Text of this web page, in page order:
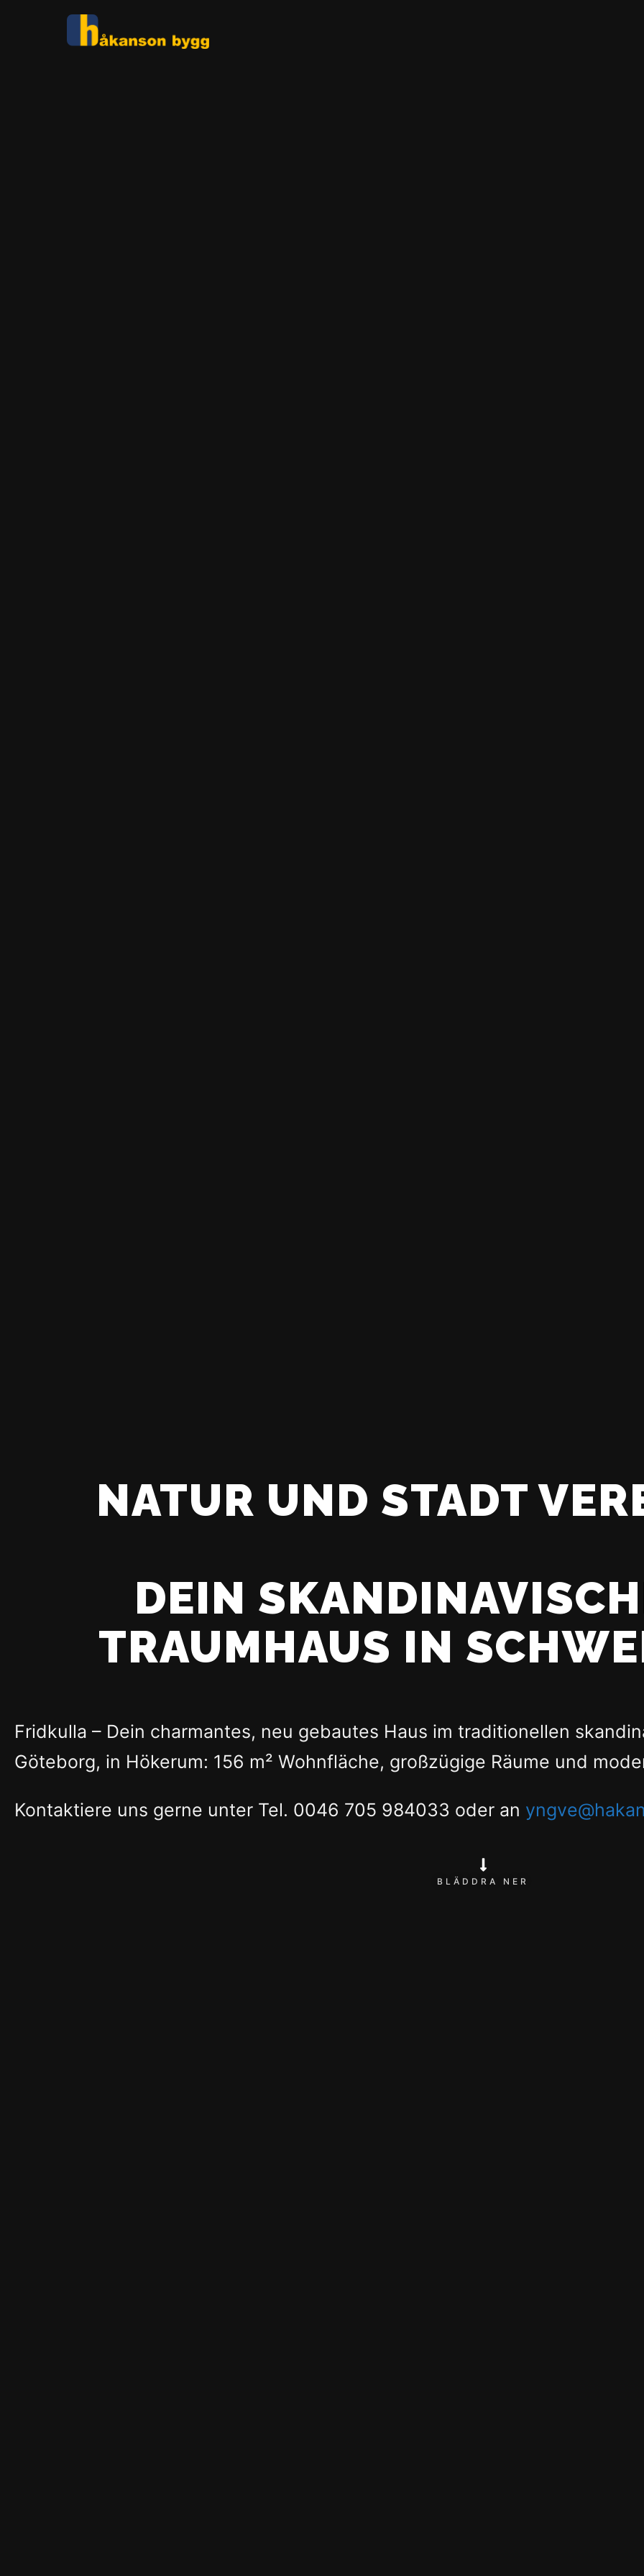
NATUR UND STADT
DEIN
TRAUMHAUS IN
Fridkulla – Dein charmantes, neu gebautes Haus im traditionellen
Göteborg, in Hökerum: 156 m² Wohnfläche, großzügige Räume und
Kontaktiere uns gerne unter Tel. 0046 705 984033 oder an
BLÄDDRA NER